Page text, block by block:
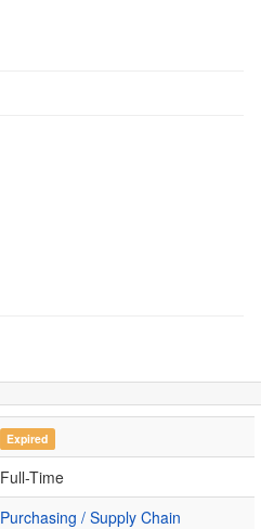
Expired
Full-Time
Purchasing / Supply Chain